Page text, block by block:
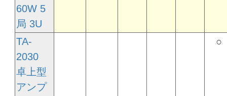
60W 5
局 3U
TA-
2030
卓上型
アンプ
○